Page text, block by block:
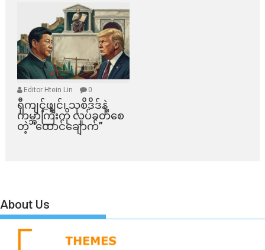
Editor Htein Lin 0
ရှီကျင့်ဖျင်၊ သုစိဒိဒ်နဲ့
ကမ္ဘာကြီးကို လှုပ်ခတ်စေ
တဲ့ “ထောင်ချောက်”
About Us